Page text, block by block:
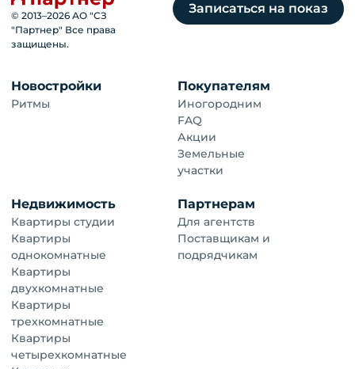
© 2013–2026 АО "СЗ
"Партнер" Все права
защищены.
Записаться на показ
Новостройки
Ритмы
Покупателям
Иногородним
FAQ
Акции
Земельные
участки
Недвижимость
Квартиры студии
Квартиры
однокомнатные
Квартиры
двухкомнатные
Квартиры
трехкомнатные
Квартиры
четырехкомнатные
Партнерам
Для агентств
Поставщикам и
подрядчикам